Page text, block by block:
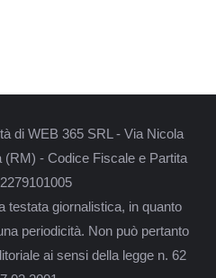
di WEB 365 SRL - Via Nicola
- Codice Fiscale e Partita
testata giornalistica, in quanto
periodicità. Non può pertanto
ai sensi della legge n. 62